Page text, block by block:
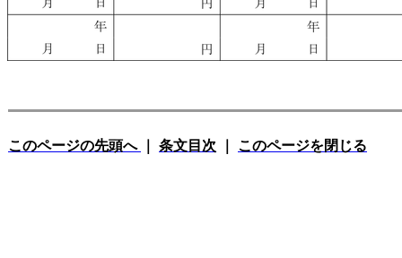
このページの先頭へ 条文目次 このページを閉じる